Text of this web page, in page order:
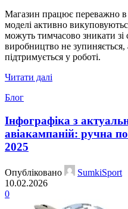
Магазин працює переважно
моделі активно
можуть тимчасово зникати зі
виробництво не зупиняється,
підтримується у роботі.
Читати далі
Блог
Інфографіка з
авіакампаній: ручна
2025
Опубліковано
SumkiSport
10.02.2026
0